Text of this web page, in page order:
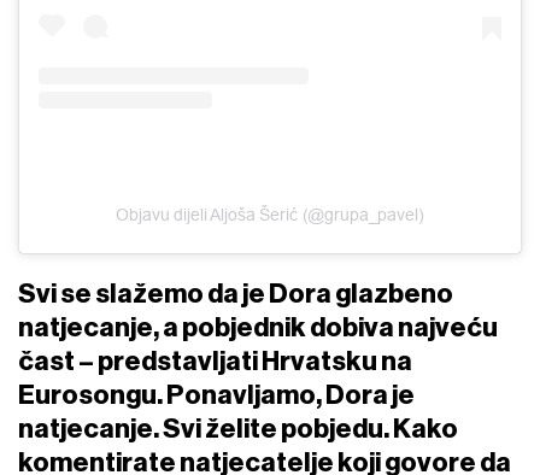
Objavu dijeli Aljoša Šerić (@grupa_pavel)
Svi se slažemo da je Dora glazbeno
natjecanje, a pobjednik dobiva najveću
čast – predstavljati Hrvatsku na
Eurosongu. Ponavljamo, Dora je
natjecanje. Svi želite pobjedu. Kako
komentirate natjecatelje koji govore da